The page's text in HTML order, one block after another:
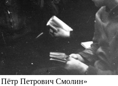
Петрович Смолин»